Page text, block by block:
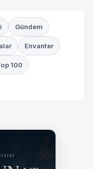
Gündem
Envanter
100